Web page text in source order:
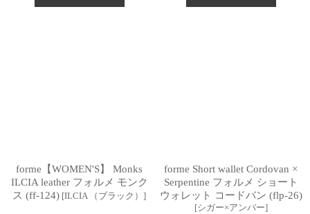
forme【WOMEN'S】 Monks
ILCIA leather フォルメ モンク
ス (ff-124) [ILCIA （ブラック） ]
forme Short wallet Cordovan ×
Serpentine フォルメ ショート
ウォレット コードバン (flp-26)
[シガー×アンバー]